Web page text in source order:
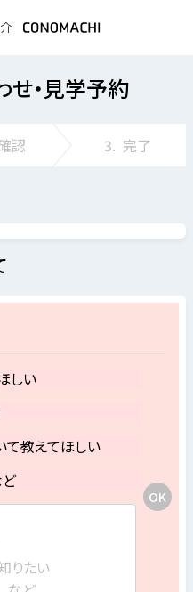
・見学予約
認 3. 完了
しい
て教えてほしい